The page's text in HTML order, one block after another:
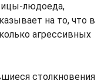
людоеда,
на то, что в
агрессивных
столкновения